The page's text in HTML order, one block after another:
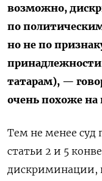
возможно,
по
но не по
татарам), —
очень похоже на
Тем не менее суд
статьи 2 и 5
дискриминации,